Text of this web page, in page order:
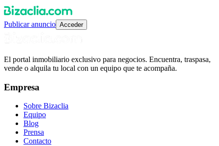
Publicar anuncio Acceder
El portal inmobiliario exclusivo para negocios. Encuentra, traspasa,
vende o alquila tu local con un equipo que te acompaña.
Empresa
Sobre Bizaclia
Equipo
Blog
Prensa
Contacto